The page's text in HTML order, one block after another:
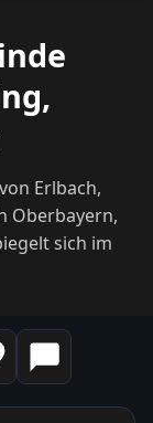
Erlbach,
Oberbayern,
sich im